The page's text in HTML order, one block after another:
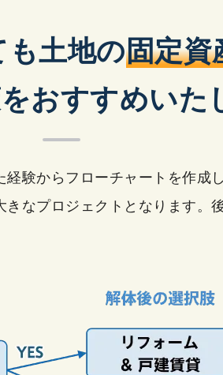
土地の固定資
おすすめいた
験からフローチャートを作成し
なプロジェクトとなります。